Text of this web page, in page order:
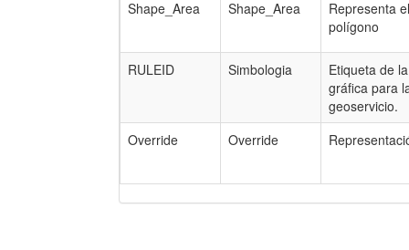
Shape_Area Shape_Area
Representa
polígono
RULEID Simbologia
Etiqueta de
gráfica para
geoservicio.
Override
Override